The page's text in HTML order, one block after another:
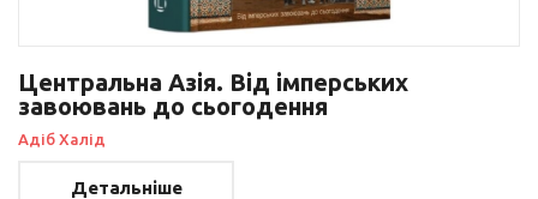
Центральна Азія. Від імперських
завоювань до сьогодення
Адіб Халід
Детальніше